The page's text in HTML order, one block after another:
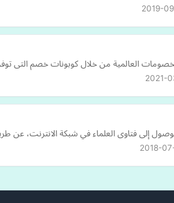
2019-
العالمية من خلال كوبونات خصم التى توفرها
2021-
إلى فتاوى العلماء في شبكة الانترنت،
2018-